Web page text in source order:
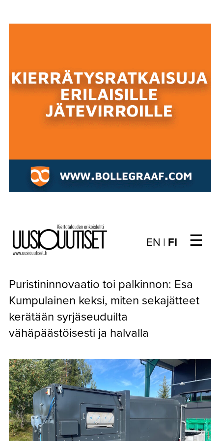
Choose
kieli:
EN | FI ☰
ARTIKKELIT
KIRJAUTUMINEN
TILAUSASIAT
MEDIATIEDOT
TIETOA
LEHDESTÄ
Puristininnovaatio toi palkinnon: Esa
Kumpulainen keksi, miten sekajätteet
kerätään syrjäseuduilta
vähäpäästöisesti ja halvalla